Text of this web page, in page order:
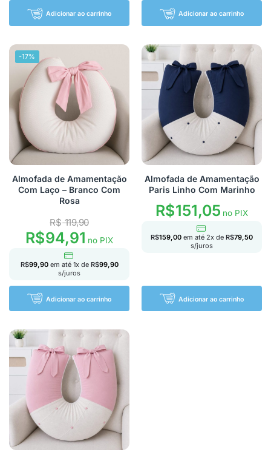
Adicionar ao carrinho Adicionar ao carrinho
-17%
Almofada de Amamentação
Com Laço – Branco Com
Rosa
R$119,90
R$94,91 no PIX
R$99,90 em até 1x de R$99,90
s/juros
Adicionar ao carrinho
Almofada de Amamentação
Paris Linho Com Marinho
R$151,05 no PIX
R$159,00 em até 2x de R$79,50
s/juros
Adicionar ao carrinho